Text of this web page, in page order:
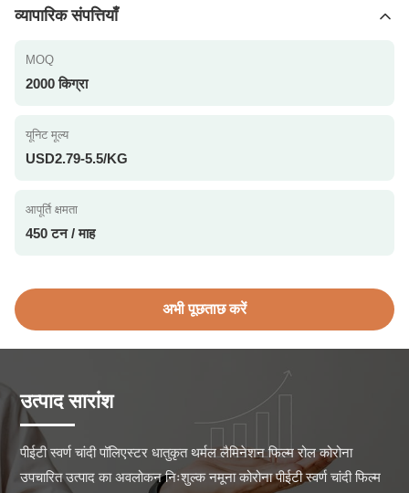
व्यापारिक संपत्तियाँ
MOQ
2000 किग्रा
यूनिट मूल्य
USD2.79-5.5/KG
आपूर्ति क्षमता
450 टन / माह
अभी पूछताछ करें
उत्पाद सारांश
पीईटी स्वर्ण चांदी पॉलिएस्टर धातुकृत थर्मल लैमिनेशन फिल्म रोल कोरोना
उपचारित उत्पाद का अवलोकन निःशुल्क नमूना कोरोना पीईटी स्वर्ण चांदी फिल्म